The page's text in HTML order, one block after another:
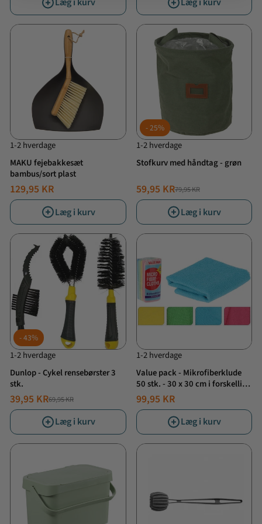
Læg i kurv Læg i kurv
1-2 hverdage
MAKU fejebakkesæt
bambus/sort plast
129,95 KR
Læg i kurv
25%
1-2 hverdage
Stofkurv med håndtag - grøn
NORMALPRIS
79,95 KR
TILBUDSPRIS
59,95 KR
Læg i kurv
43%
1-2 hverdage
Dunlop - Cykel rensebørster 3
stk.
NORMALPRIS
69,95 KR
TILBUDSPRIS
39,95 KR
Læg i kurv
1-2 hverdage
Value pack - Mikrofiberklude
50 stk. - 30 x 30 cm i forskellige
farver
99,95 KR
Læg i kurv